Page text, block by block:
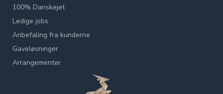
100% Danskejet
Ledige jobs
Anbefaling fra kunderne
Gaveløsninger
Arrangementer